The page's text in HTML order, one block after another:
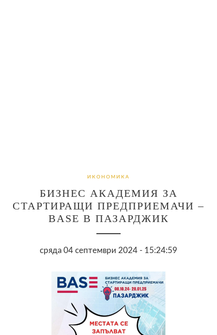
ИКОНОМИКА
БИЗНЕС АКАДЕМИЯ ЗА
СТАРТИРАЩИ ПРЕДПРИЕМАЧИ –
BASE В ПАЗАРДЖИК
сряда 04 септември 2024 - 15:24:59